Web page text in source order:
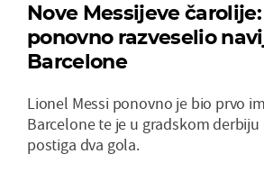
Nove Messijeve
ponovno razveselio
Barcelone
Lionel Messi ponovno je bio prvo
Barcelone te je u gradskom
postiga dva gola.